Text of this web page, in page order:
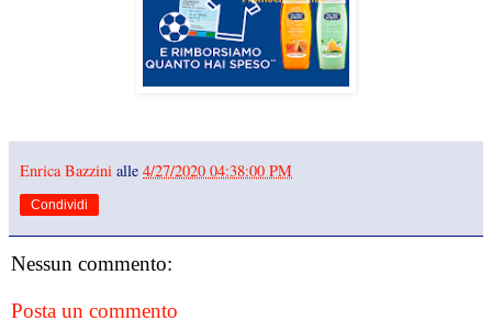
Enrica Bazzini alle 4/27/2020 04:38:00 PM
Condividi
Nessun commento:
Posta un commento